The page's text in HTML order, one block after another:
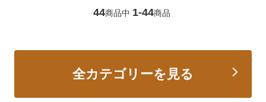
44商品中 1-44商品
全カテゴリーを見る